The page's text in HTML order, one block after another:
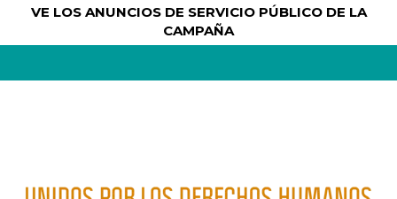
VE LOS ANUNCIOS DE SERVICIO PÚBLICO DE LA
CAMPAÑA